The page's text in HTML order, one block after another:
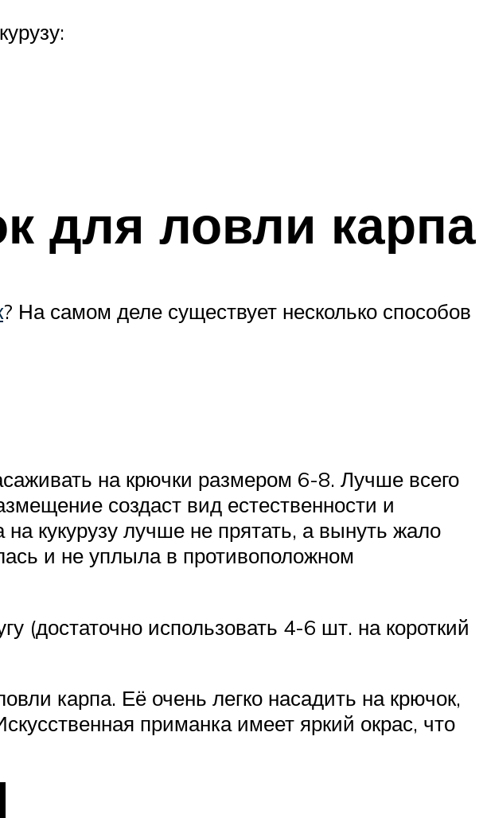
для ловли карпа
? На самом деле существует несколько способов
на крючки размером 6-8. Лучше всего
создаст вид естественности и
кукурузу лучше не прятать, а вынуть жало
и не уплыла в противоположном
(достаточно использовать 4-6 шт. на короткий
карпа. Её очень легко насадить на крючок,
приманка имеет яркий окрас, что